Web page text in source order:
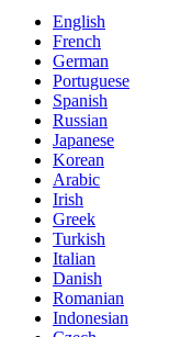
English
French
German
Portuguese
Spanish
Russian
Japanese
Korean
Arabic
Irish
Greek
Turkish
Italian
Danish
Romanian
Indonesian